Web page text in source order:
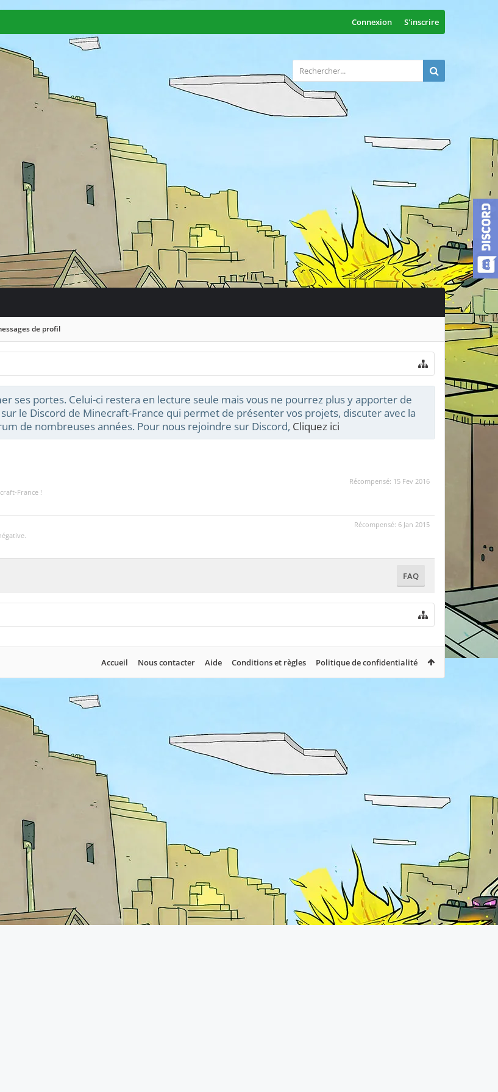
Connexion S'inscrire
de profil
ses portes. Celui-ci restera en lecture seule mais vous ne pourrez plus y apporter de
le Discord de Minecraft-France qui permet de présenter vos projets, discuter avec la
de nombreuses années. Pour nous rejoindre sur Discord, Cliquez ici
Récompensé: 15 Fev 2016
France !
Récompensé: 6 Jan 2015
FAQ
Accueil Nous contacter Aide Conditions et règles Politique de confidentialité